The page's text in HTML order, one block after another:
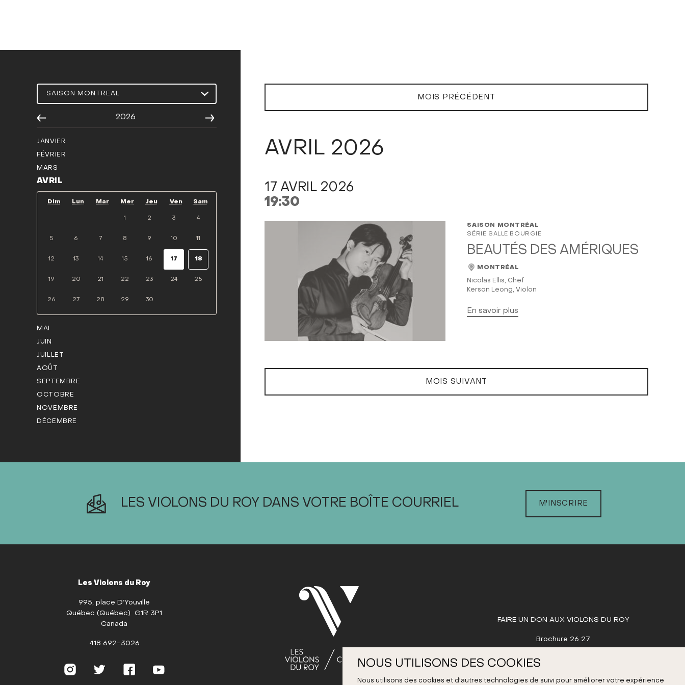
NOUS UTILISONS DES COOKIES
Nous utilisons des cookies et d'autres technologies de suivi pour améliorer votre expérience
2026
JANVIER
FÉVRIER
MARS
AVRIL
Dim Lun Mar Mer Jeu Ven Sam
1 2 3 4
5 6 7 8 9 10 11
12 13 14 15 16 17 18
19 20 21 22 23 24 25
26 27 28 29 30
MAI
JUIN
JUILLET
AOÛT
SEPTEMBRE
OCTOBRE
NOVEMBRE
DÉCEMBRE
MOIS PRÉCÉDENT
AVRIL 2026
17 AVRIL 2026
19:30
SAISON MONTRÉAL
SÉRIE SALLE BOURGIE
BEAUTÉS DES AMÉRIQUES
MONTRÉAL
Nicolas Ellis, Chef
Kerson Leong, Violon
En savoir plus
MOIS SUIVANT
LES VIOLONS DU ROY DANS VOTRE BOÎTE COURRIEL M'INSCRIRE
FAIRE UN DON AUX VIOLONS DU ROY
Brochure 26 27
Les Violons du Roy
995, place D’Youville
Québec (Québec) G1R 3P1
Canada
418 692-3026
InstagramTwitterFacebookYoutube